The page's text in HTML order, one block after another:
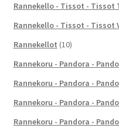
Rannekello - Tissot - Tissot
Rannekello - Tissot - Tissot
Rannekellot (10)
Rannekoru - Pandora -
Rannekoru - Pandora -
Rannekoru - Pandora -
Rannekoru - Pandora -